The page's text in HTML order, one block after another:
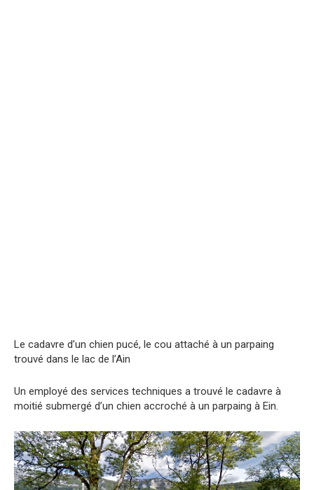
Le cаdavre d’un chien pucé, le cou attаché à un parpaing
trouvé dans le lac de l’Ain
Un employé des services techniques a trouvé le cadavre à
moitié submergé d’un chien accroché à un parpaing à Ein.